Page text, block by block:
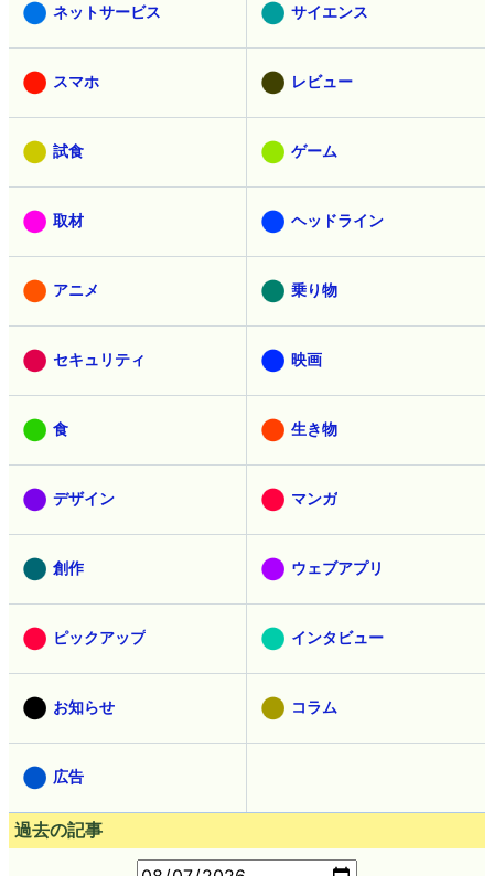
ネットサービス サイエンス
スマホ レビュー
試食 ゲーム
取材 ヘッドライン
アニメ 乗り物
セキュリティ 映画
食 生き物
デザイン マンガ
創作 ウェブアプリ
ピックアップ インタビュー
お知らせ コラム
広告
過去の記事